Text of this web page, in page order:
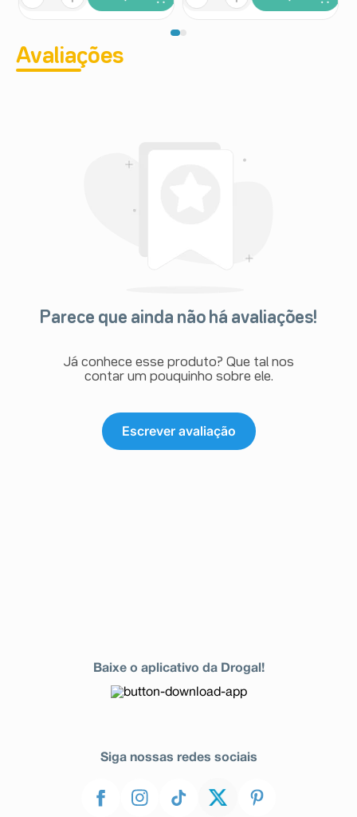
Avaliações
Parece que ainda não há avaliações!
Já conhece esse produto? Que tal nos
contar um pouquinho sobre ele.
Escrever avaliação
Baixe o aplicativo da Drogal!
Siga nossas redes sociais